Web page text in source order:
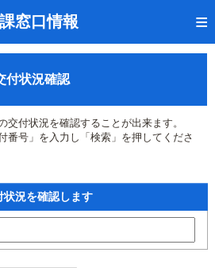
窓口情報
認
付状況確認
交付状況を確認することが出来ます。
番号」を入力し「検索」を押してくださ
状況を確認します